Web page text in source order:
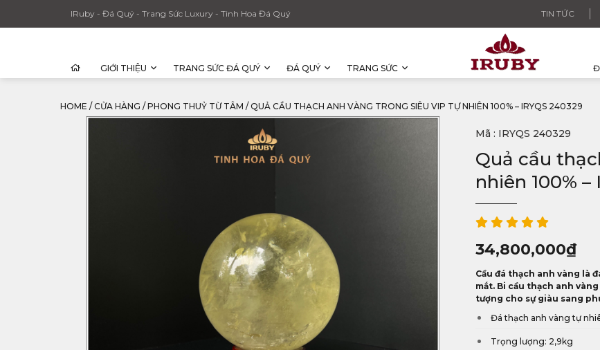
IRuby - Đá Quý - Trang Sức Luxury - Tinh Hoa Đá Quý TIN TỨC
GIỚI THIỆU TRANG SỨC ĐÁ QUÝ ĐÁ QUÝ TRANG SỨC
HOME / CỬA HÀNG / PHONG THUỶ TỪ TÂM / QUẢ CẦU THẠCH ANH VÀNG TRONG SIÊU VIP TỰ NHIÊN 100% – IRYQS 240329
Mã : IRYQS 240329
Quả cầu
nhiên 100% –
34,800,000₫
Cầu đá thạch anh vàng là
mắt. Bi cầu thạch anh
tượng cho sự giàu sang
Đá thạch anh vàng tự
Trọng lượng: 2,9kg